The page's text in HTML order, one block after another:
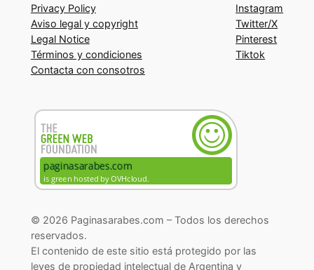
Privacy Policy
Aviso legal y copyright
Legal Notice
Términos y condiciones
Contacta con consotros
Instagram
Twitter/X
Pinterest
Tiktok
© 2026 Paginasarabes.com – Todos los derechos
reservados.
El contenido de este sitio está protegido por las
leyes de propiedad intelectual de Argentina y